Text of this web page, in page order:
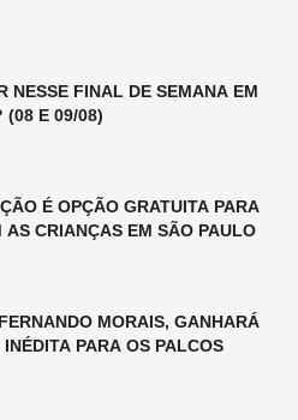
NESSE FINAL DE SEMANA EM
(08 E 09/08)
É OPÇÃO GRATUITA PARA
AS CRIANÇAS EM SÃO PAULO
MORAIS, GANHARÁ
PARA OS PALCOS